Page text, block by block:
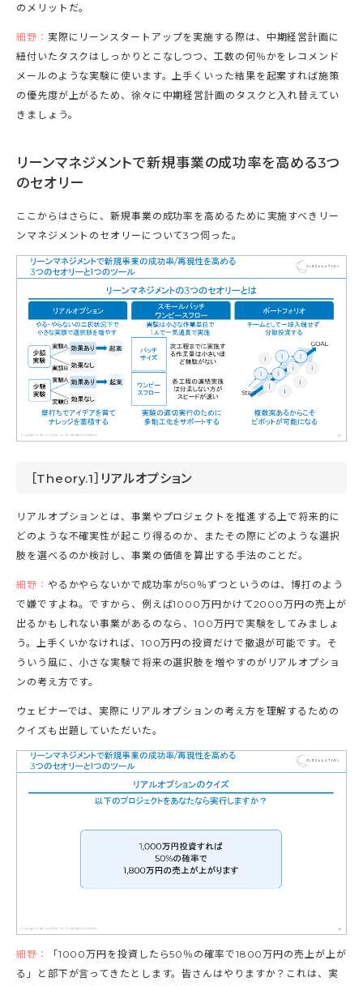
のメリットだ。
細野： 実際にリーンスタートアップを実施する際は、中期経営計画に
紐付いたタスクはしっかりとこなしつつ、工数の何％かをレコメンド
メールのような実験に使います。上手くいった結果を起案すれば施策
の優先度が上がるため、徐々に中期経営計画のタスクと入れ替えてい
きましょう。
リーンマネジメントで新規事業の成功率を高める3つ
のセオリー
ここからはさらに、新規事業の成功率を高めるために実施すべきリー
ンマネジメントのセオリーについて3つ伺った。
［Theory.1］リアルオプション
リアルオプションとは、事業やプロジェクトを推進する上で将来的に
どのような不確実性が起こり得るのか、またその際にどのような選択
肢を選べるのか検討し、事業の価値を算出する手法のことだ。
細野： やるかやらないかで成功率が50％ずつというのは、博打のよう
で嫌ですよね。ですから、例えば1000万円かけて2000万円の売上が
出るかもしれない事業があるのなら、100万円で実験をしてみましょ
う。上手くいかなければ、100万円の投資だけで撤退が可能です。そ
ういう風に、小さな実験で将来の選択肢を増やすのがリアルオプショ
ンの考え方です。
ウェビナーでは、実際にリアルオプションの考え方を理解するための
クイズも出題していただいた。
細野：
「1000万円を投資したら50％の確率で1800万円の売上が上が
る」と部下が言ってきたとします。皆さんはやりますか？これは、実